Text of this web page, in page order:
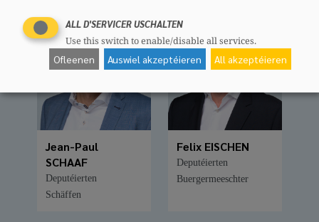
Jean-Paul
SCHAAF
Deputéierten
Schäffen
Felix EISCHEN
Deputéierten
Buergermeeschter
ALL D'SERVICER USCHALTEN
Use this switch to enable/disable all services.
Ofleenen Auswiel akzeptéieren All akzeptéieren